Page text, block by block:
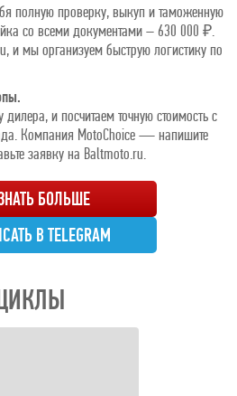
полную проверку, выкуп и таможенную
со всеми документами – 630 000 ₽.
и мы организуем быструю логистику по
и посчитаем точную стоимость с
Компания MotoChoice — напишите
заявку на Baltmoto.ru.
БОЛЬШЕ
В TELEGRAM